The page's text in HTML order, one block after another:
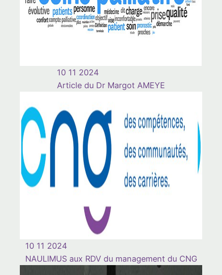
10 11 2024
Article du Dr Margot AMEYE
10 11 2024
NAULIMUS aux RDV du management du CNG